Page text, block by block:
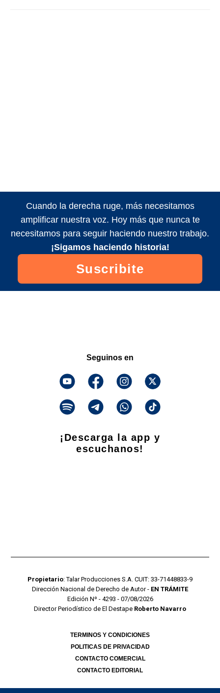
Cuando la derecha ruge, más necesitamos
amplificar nuestra voz. Hoy más que nunca te
necesitamos para seguir haciendo nuestro trabajo.
¡Sigamos haciendo historia!
Suscribite
Seguinos en
¡Descarga la app y
escuchanos!
Propietario: Talar Producciones S.A. CUIT: 33-71448833-9
Dirección Nacional de Derecho de Autor - EN TRÁMITE
Edición Nº - 4293 - 07/08/2026
Director Periodístico de El Destape Roberto Navarro
TERMINOS Y CONDICIONES
POLITICAS DE PRIVACIDAD
CONTACTO COMERCIAL
CONTACTO EDITORIAL